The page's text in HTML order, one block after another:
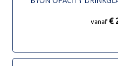
vanaf €